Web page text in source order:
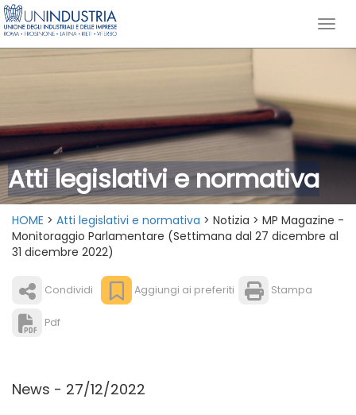
Atti legislativi e normativa
HOME > Atti legislativi e normativa > Notizia > MP Magazine -
Monitoraggio Parlamentare (Settimana dal 27 dicembre al
31 dicembre 2022)
Condividi Aggiungi ai preferiti Stampa
Pdf
News - 27/12/2022